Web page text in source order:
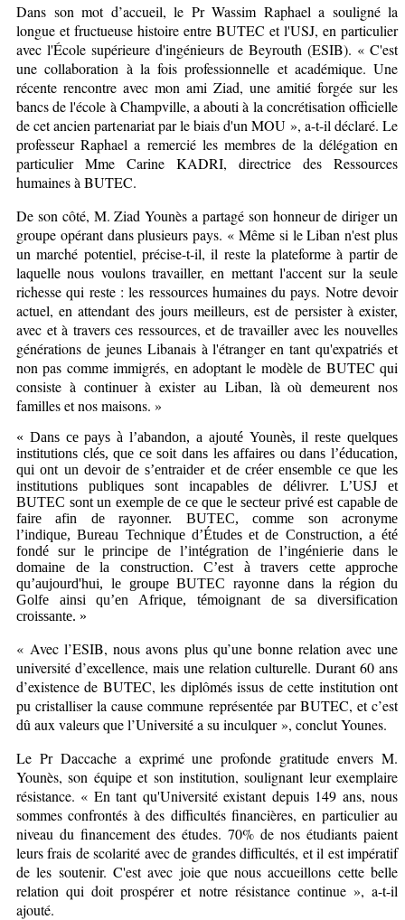
Dans son mot d’accueil, le Pr Wassim Raphael a souligné la
longue et fructueuse histoire entre BUTEC et l'USJ, en particulier
avec l'École supérieure d'ingénieurs de Beyrouth (ESIB). « C'est
une collaboration à la fois professionnelle et académique. Une
récente rencontre avec mon ami Ziad, une amitié forgée sur les
bancs de l'école à Champville, a abouti à la concrétisation officielle
de cet ancien partenariat par le biais d'un MOU », a-t-il déclaré. Le
professeur Raphael a remercié les membres de la délégation en
particulier Mme Carine KADRI, directrice des Ressources
humaines à BUTEC.
De son côté, M. Ziad Younès a partagé son honneur de diriger un
groupe opérant dans plusieurs pays. « Même si le Liban n'est plus
un marché potentiel, précise-t-il, il reste la plateforme à partir de
laquelle nous voulons travailler, en mettant l'accent sur la seule
richesse qui reste : les ressources humaines du pays. Notre devoir
actuel, en attendant des jours meilleurs, est de persister à exister,
avec et à travers ces ressources, et de travailler avec les nouvelles
générations de jeunes Libanais à l'étranger en tant qu'expatriés et
non pas comme immigrés, en adoptant le modèle de BUTEC qui
consiste à continuer à exister au Liban, là où demeurent nos
familles et nos maisons. »
« Dans ce pays à l’abandon, a ajouté Younès, il reste quelques
institutions clés, que ce soit dans les affaires ou dans l’éducation,
qui ont un devoir de s’entraider et de créer ensemble ce que les
institutions publiques sont incapables de délivrer. L’USJ et
BUTEC sont un exemple de ce que le secteur privé est capable de
faire afin de rayonner. BUTEC, comme son acronyme
l’indique, Bureau Technique d’Études et de Construction, a été
fondé sur le principe de l’intégration de l’ingénierie dans le
domaine de la construction. C’est à travers cette approche
qu’aujourd'hui, le groupe BUTEC rayonne dans la région du
Golfe ainsi qu’en Afrique, témoignant de sa diversification
croissante. »
« Avec l’ESIB, nous avons plus qu’une bonne relation avec une
université d’excellence, mais une relation culturelle. Durant 60 ans
d’existence de BUTEC, les diplômés issus de cette institution ont
pu cristalliser la cause commune représentée par BUTEC, et c’est
dû aux valeurs que l’Université a su inculquer », conclut Younes.
Le Pr Daccache a exprimé une profonde gratitude envers M.
Younès, son équipe et son institution, soulignant leur exemplaire
résistance. « En tant qu'Université existant depuis 149 ans, nous
sommes confrontés à des difficultés financières, en particulier au
niveau du financement des études. 70% de nos étudiants paient
leurs frais de scolarité avec de grandes difficultés, et il est impératif
de les soutenir. C'est avec joie que nous accueillons cette belle
relation qui doit prospérer et notre résistance continue », a-t-il
ajouté.